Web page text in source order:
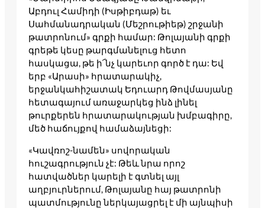
Աբդուլ Համիդի (Իսթիբդաթ) եւ
Սահմանադրական (Մեշրութիեթ) շրջանի
թատրոնում» գրքի համար: Թոլայանի գրքի
գրեթե կեսը թարգմանելուց հետո
հասկացա, թե ի՜նչ կարեւոր գործ է դա: Եվ
երբ «Արասի» հրատարակիչ,
երջանկահիշատակ Եդուարդ Թովմասյանը
հետագայում առաջարկեց ինձ լինել
թուրքերեն հրատարակության խմբագիրը,
մեծ հաճույքով համաձայնեցի:
«Կավռոշ-նամեն» սովորական
հուշագրություն չէ: Թեև նրա որոշ
հատվածներ կարելի է գտնել այլ
աղբյուրներում, Թոլայանը հայ թատրոնի
պատմությունը ներկայացրել է մի այնպիսի